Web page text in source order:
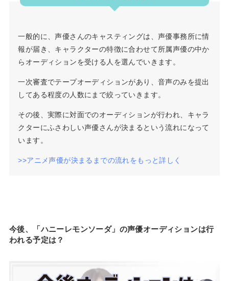
一般的に、声優さんのキャスティングは、声優事務所に情
報が届き、キャラクターの特徴に合わせて所属声優の中か
らオーディションを受ける人を選んでいきます。
一次審査でテープオーディションがあり、音声のみを提出
してある程度の人数にまで絞っていきます。
その後、実際に対面でのオーディションが行われ、キャラ
クターにふさわしい声優さんが決まるという流れになって
います。
>>アニメ声優が決まるまでの流れをもっと詳しく
今後、「ハニーレモンソーダ」の声優オーディションは行
われる予定は？